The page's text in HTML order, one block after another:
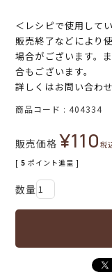
＜レシピで使用して
販売終了などにより
場合がございます。
合もございます。
詳しくはお問い合わせ
商品コード 404334
販売価格 ¥110税
[ 5 ポイント進呈 ]